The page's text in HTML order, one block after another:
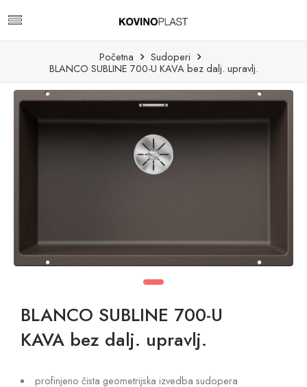
Početna
Sudoperi
BLANCO SUBLINE 700-U KAVA bez dalj. upravlj.
BLANCO SUBLINE 700-U
KAVA bez dalj. upravlj.
profinjeno čista geometrijska izvedba sudopera